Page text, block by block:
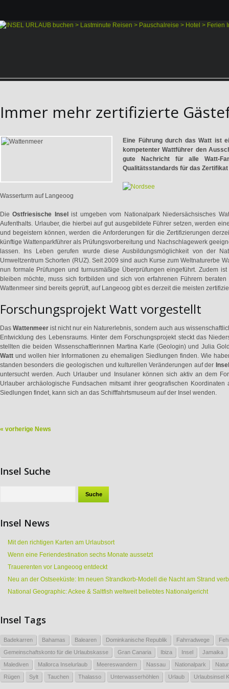
Immer mehr zertifizierte
Eine Führung durch das Watt ist
kompetenter Wattführer den
gute Nachricht für alle Watt-
Qualitätsstandards für das
Wasserturm auf Langeoog
DieOstfriesische Inselist umgeben vom Nationalpark Niedersächsisches
Aufenthalts. Urlauber, die hierbei auf gut ausgebildete Führer setzen, werden
und begeistern können, werden die Anforderungen für die Zertifizierungen
künftige Wattenparkführer als Prüfungsvorbereitung und Nachschlagewerk
lassen. Ins Leben gerufen wurde diese Ausbildungsmöglichkeit von der
Umweltzentrum Schorten (RUZ). Seit 2009 sind auch Kurse zum Weltnaturerbe
nun formale Prüfungen und turnusmäßige Überprüfungen eingeführt. Zudem
bleiben möchte, muss sich fortbilden und sich von erfahrenen Führern
Wattenmeer sind bereits geprüft, auf Langeoog gibt es derzeit die meisten
Forschungsprojekt Watt vorgestellt
Das Wattenmeer ist nicht nur ein Naturerlebnis, sondern auch aus
Entwicklung des Lebensraums. Hinter dem Forschungsprojekt steckt das
stellten die beiden Wissenschaftlerinnen Martina Karle (Geologin) und Julia
Watt und wollen hier Informationen zu ehemaligen Siedlungen finden. Wie
standen besonders die geologischen und kulturellen Veränderungen auf der Insel
untersucht werden. Auch Urlauber und Insulaner können sich aktiv an dem
Urlauber archäologische Fundsachen mitsamt ihrer geografischen
Siedlungen findet, kann sich an das Schifffahrtsmuseum auf der Insel wenden.
« vorherige News
Insel Suche
Insel News
Mit den richtigen Karten am Urlaubsort
Wenn eine Feriendestination sechs Monate aussetzt
Trauerenten vor Langeoog entdeckt
Neu an der Ostseeküste: Im neuen Strandkorb-Modell die Nacht am Strand
National Geographic: Ackee & Saltfish weltweit beliebtes Nationalgericht
Insel Tags
Badekarren Bahamas Balearen Dominkanische Republik Fahrradwege
Gemeinschaftskonto für die Urlaubskasse
Gran Canaria Ibiza Insel
Jamaika
Malediven
Mallorca Inselurlaub Meereswandern Nassau Nationalpark
Natur
Rügen
Sylt Tauchen Thalasso Unterwasserhöhlen Urlaub Urlaubsinsel